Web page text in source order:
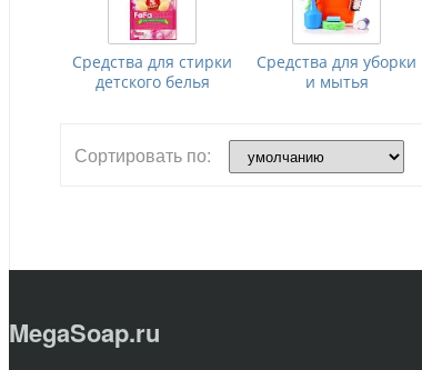
Средства для стирки
детского белья
Средства для уборки
и мытья
Сортировать по:
MegaSoap.ru